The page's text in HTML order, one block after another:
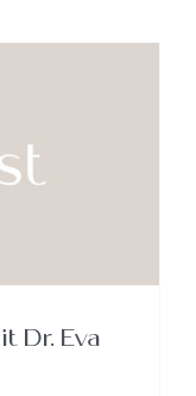
Dr. Eva